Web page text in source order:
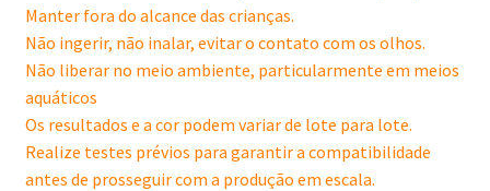
Manter fora do alcance das crianças.
Não ingerir, não inalar, evitar o contato com os olhos.
Não liberar no meio ambiente, particularmente em meios
aquáticos
Os resultados e a cor podem variar de lote para lote.
Realize testes prévios para garantir a compatibilidade
antes de prosseguir com a produção em escala.